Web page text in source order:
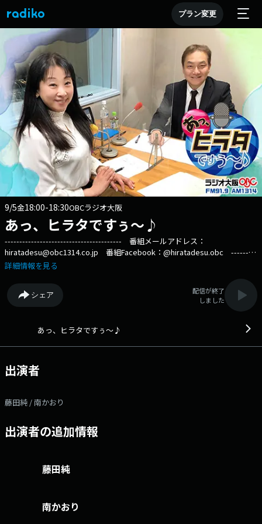
プラン変更
9/5金18:00-18:30OBCラジオ大阪
あっ、ヒラタですぅ～♪
---------------------------------------- 番組メールアドレス：
hiratadesu@obc1314.co.jp 番組Facebook：@hiratadesu.obc ---------
-------------------------------
詳細情報を見る
シェア
配信が終了
しました
あっ、ヒラタですぅ～♪
出演者
藤田純 / 南かおり
出演者の追加情報
藤田純
南かおり